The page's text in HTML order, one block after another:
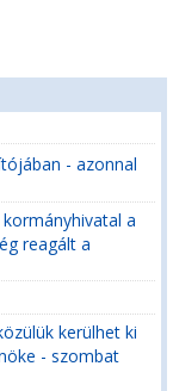
- azonnal
a
reagált a
kerülhet ki
- szombat